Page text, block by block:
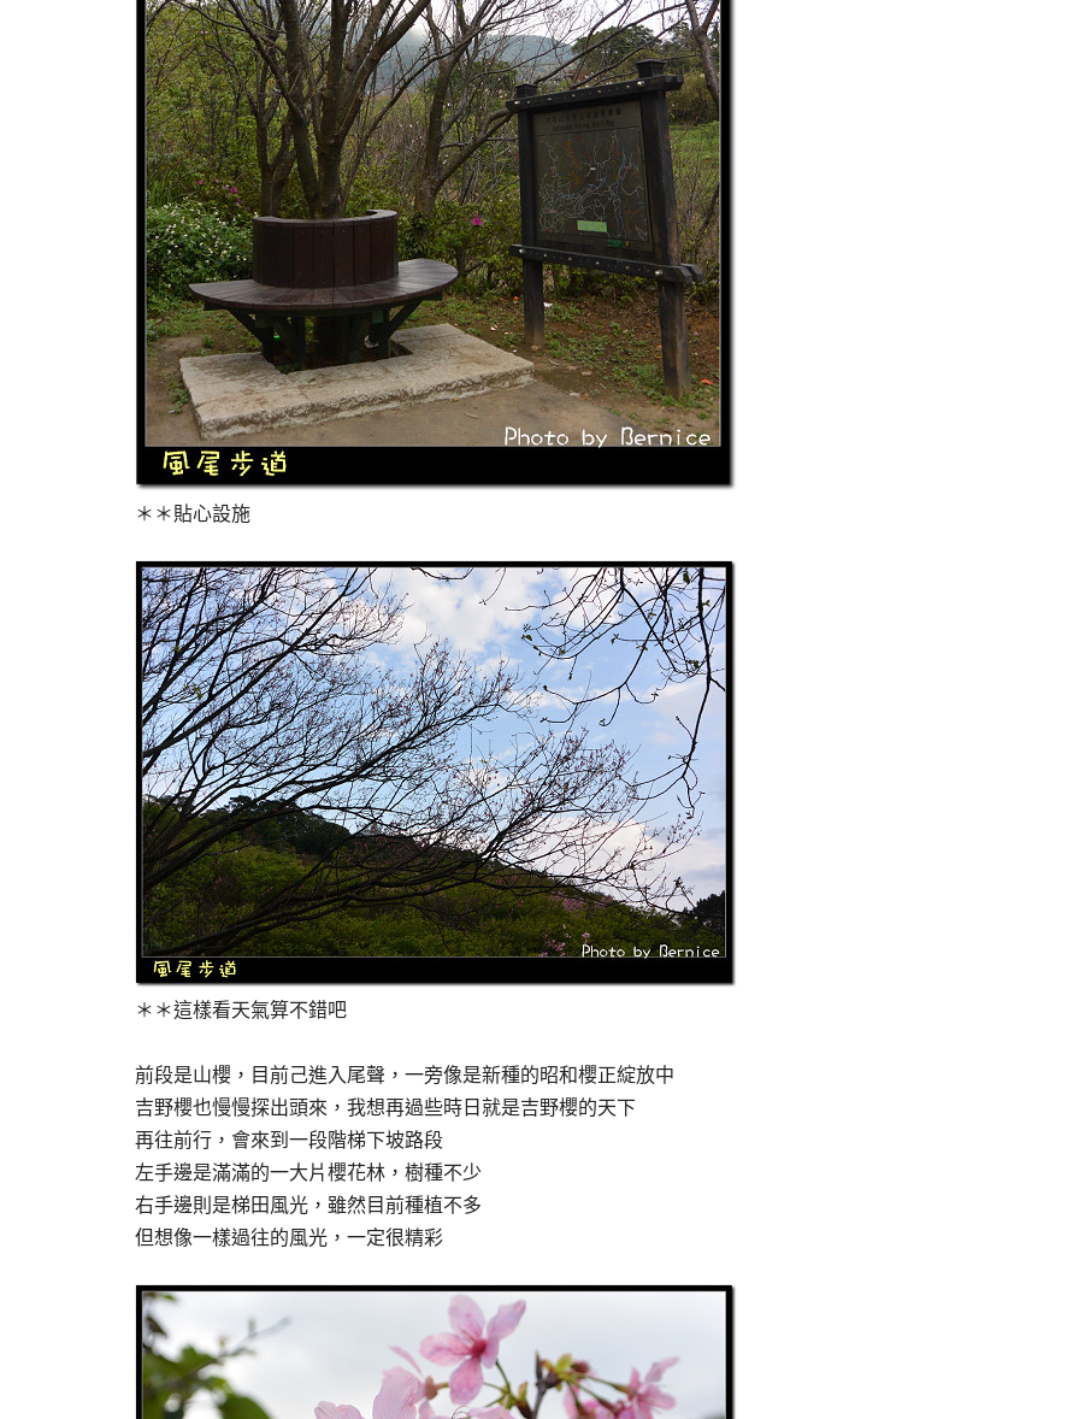
＊＊貼心設施
＊＊這樣看天氣算不錯吧
前段是山櫻，目前己進入尾聲，一旁像是新種的昭和櫻正綻放中
吉野櫻也慢慢探出頭來，我想再過些時日就是吉野櫻的天下
再往前行，會來到一段階梯下坡路段
左手邊是滿滿的一大片櫻花林，樹種不少
右手邊則是梯田風光，雖然目前種植不多
但想像一樣過往的風光，一定很精彩